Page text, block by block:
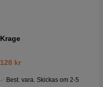
Krage
128 kr
Best. vara. Skickas om 2-5